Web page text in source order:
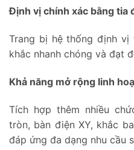
Định vị chính xác bằng tia
Trang bị hệ thống định
khắc nhanh chóng và đạt
Khả năng mở rộng linh
Tích hợp thêm nhiều
tròn, bàn điện XY, khắc
đáp ứng đa dạng nhu cầu